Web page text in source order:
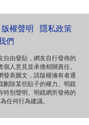
国版图，有辱华夏...
黑一样遥远的爱 海一样
妻...
版權聲明
隱私政策
們
自由發貼，網友自行發佈的
人意見並承擔相關責任。
發表圖文，請版權擁有者通
刪除某些貼子的權力。明鏡
特別聲明。明鏡網所發佈的
任何行為建議。